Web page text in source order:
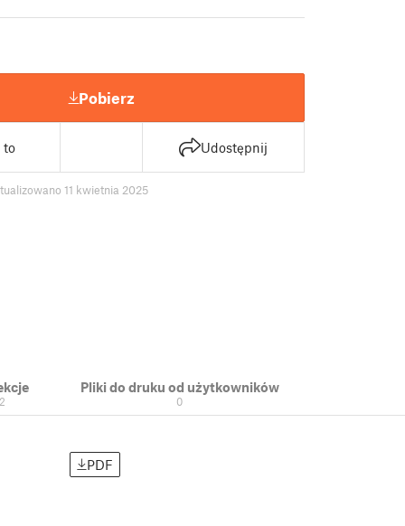
Pobierz
to Udostępnij
11 kwietnia 2025
2
Pliki do druku od użytkowników
0
PDF